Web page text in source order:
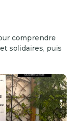
comprendre
solidaires, puis